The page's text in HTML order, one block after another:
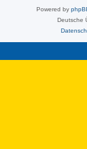
Powered by
Deutsche